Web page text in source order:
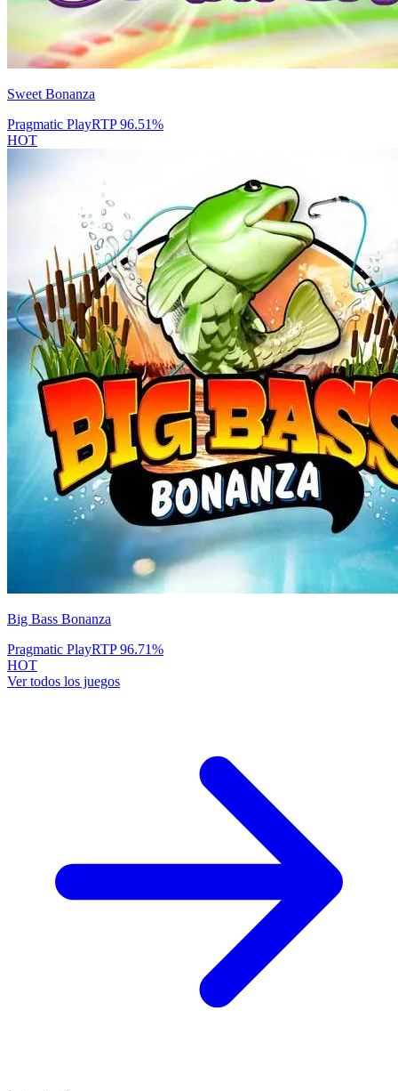
Sweet Bonanza
Pragmatic PlayRTP96.51%
HOT
Big Bass Bonanza
Pragmatic PlayRTP96.71%
HOT
Ver todos los juegos